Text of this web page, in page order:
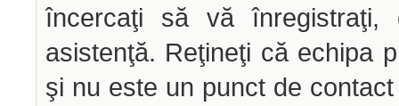
încercaţi să vă înregistraţi,
asistenţă. Reţineţi că echipa
şi nu este un punct de